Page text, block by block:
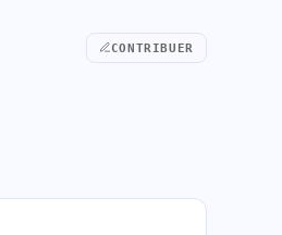
CONTRIBUER